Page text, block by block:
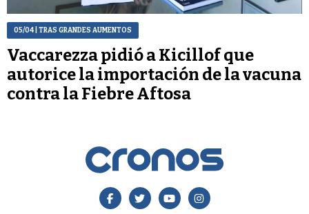
05/04| TRAS GRANDES AUMENTOS
Vaccarezza pidió a Kicillof que
autorice la importación de la vacuna
contra la Fiebre Aftosa